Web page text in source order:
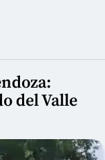
del Valle